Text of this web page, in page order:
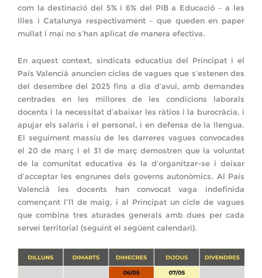
com la destinació del 5% i 6% del PIB a Educació – a les
Illes i Catalunya respectivament – que queden en paper
mullat i mai no s’han aplicat de manera efectiva.
En aquest context, sindicats educatius del Principat i el
País Valencià anuncien cicles de vagues que s’estenen des
del desembre del 2025 fins a dia d’avui, amb demandes
centrades en les millores de les condicions laborals
docents i la necessitat d’abaixar les ràtios i la burocràcia, i
apujar els salaris i el personal, i en defensa de la llengua.
El seguiment massiu de les darreres vagues convocades
el 20 de març i el 31 de març demostren que la voluntat
de la comunitat educativa és la d’organitzar-se i deixar
d’acceptar les engrunes dels governs autonòmics. Al País
Valencià les docents han convocat vaga indefinida
començant l’11 de maig, i al Principat un cicle de vagues
que combina tres aturades generals amb dues per cada
servei territorial (seguint el següent calendari).